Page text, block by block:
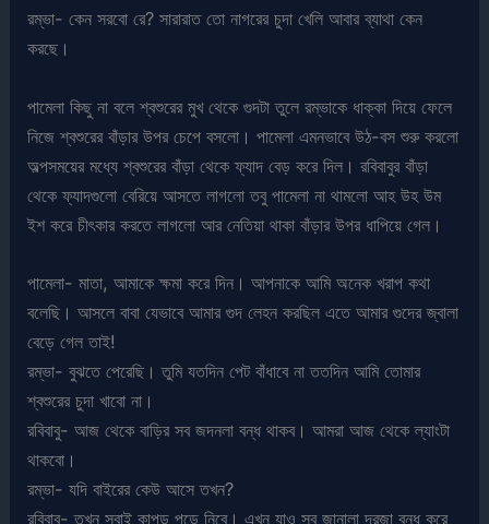
রম্ভা- কেন সরবো রে? সারারাত তো নাগরের চুদা খেলি আবার ব্যাথা কেন
করছে।
পামেলা কিছু না বলে শ্বশুরের মুখ থেকে গুদটা তুলে রম্ভাকে ধাক্কা দিয়ে ফেলে
নিজে শ্বশুরের বাঁড়ার উপর চেপে বসলো। পামেলা এমনভাবে উঠ-বস শুরু করলো
অল্পসময়ের মধ্যে শ্বশুরের বাঁড়া থেকে ফ্যাদ বেড় করে দিল। রবিবাবুর বাঁড়া
থেকে ফ্যাদগুলো বেরিয়ে আসতে লাগলো তবু পামেলা না থামলো আহ উহ উম
ইশ করে চীৎকার করতে লাগলো আর নেতিয়া থাকা বাঁড়ার উপর ধাপিয়ে গেল।
পামেলা- মাতা, আমাকে ক্ষমা করে দিন। আপনাকে আমি অনেক খরাপ কথা
বলেছি। আসলে বাবা যেভাবে আমার গুদ লেহন করছিল এতে আমার গুদের জ্বালা
বেড়ে গেল তাই!
রম্ভা- বুঝতে পেরেছি। তুমি যতদিন পেট বাঁধাবে না ততদিন আমি তোমার
শ্বশুরের চুদা খাবো না।
রবিবাবু- আজ থেকে বাড়ির সব জদনলা বন্ধ থাকব। আমরা আজ থেকে ল্যাংটা
থাকবো।
রম্ভা- যদি বাইরের কেউ আসে তখন?
রবিবাবু- তখন সবাই কাপড় পড়ে নিবে। এখন যাও সব জানালা দরজা বন্ধ করে